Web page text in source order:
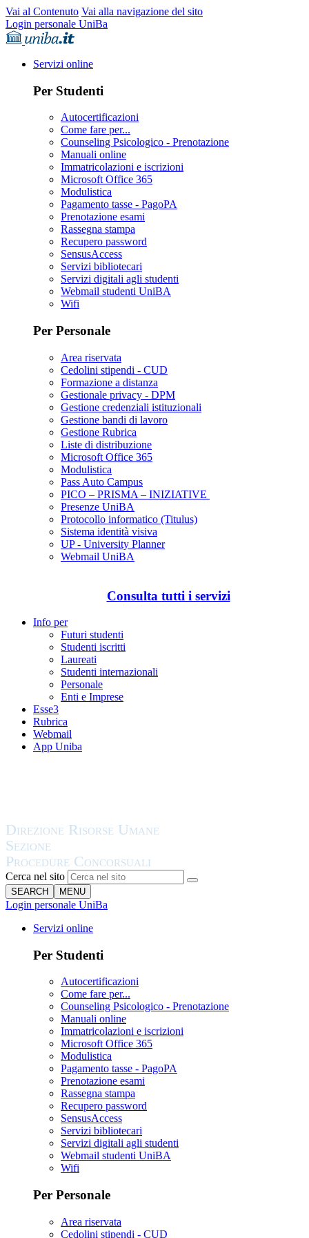
Vai al Contenuto Vai alla navigazione del sito
Login personale UniBa
Servizi online
Per Studenti
Autocertificazioni
Come fare per...
Counseling Psicologico - Prenotazione
Manuali online
Immatricolazioni e iscrizioni
Microsoft Office 365
Modulistica
Pagamento tasse - PagoPA
Prenotazione esami
Rassegna stampa
Recupero password
SensusAccess
Servizi bibliotecari
Servizi digitali agli studenti
Webmail studenti UniBA
Wifi
Per Personale
Area riservata
Cedolini stipendi - CUD
Formazione a distanza
Gestionale privacy - DPM
Gestione credenziali istituzionali
Gestione bandi di lavoro
Gestione Rubrica
Liste di distribuzione
Microsoft Office 365
Modulistica
Pass Auto Campus
PICO – PRISMA – INIZIATIVE
Presenze UniBA
Protocollo informatico (Titulus)
Sistema identità visiva
UP - University Planner
Webmail UniBA
Consulta tutti i servizi
Info per
Futuri studenti
Studenti iscritti
Laureati
Studenti internazionali
Personale
Enti e Imprese
Esse3
Rubrica
Webmail
App Uniba
Cerca nel sito
SEARCH MENU
Login personale UniBa
Servizi online
Per Studenti
Autocertificazioni
Come fare per...
Counseling Psicologico - Prenotazione
Manuali online
Immatricolazioni e iscrizioni
Microsoft Office 365
Modulistica
Pagamento tasse - PagoPA
Prenotazione esami
Rassegna stampa
Recupero password
SensusAccess
Servizi bibliotecari
Servizi digitali agli studenti
Webmail studenti UniBA
Wifi
Per Personale
Area riservata
Cedolini stipendi - CUD